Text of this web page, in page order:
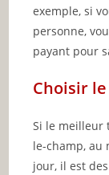
exemple, si
personne,
payant pour
Choisir
Si le meilleur
le-champ, au
jour, il est